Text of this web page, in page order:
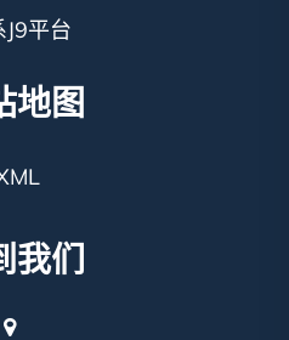
J9平台
地图
我们